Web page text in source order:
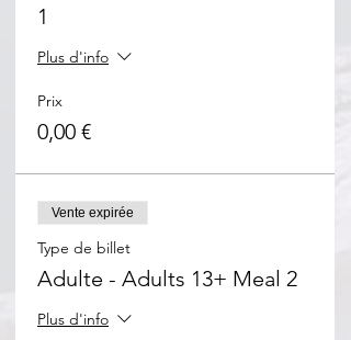
1
Plus d'info
Prix
0,00 €
Vente expirée
Type de billet
Adulte - Adults 13+ Meal 2
Plus d'info